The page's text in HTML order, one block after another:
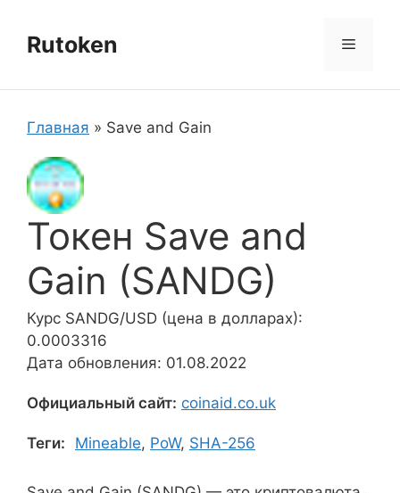
содержимому
Rutoken Меню
Главная » Save and Gain
Токен Save and
Gain (SANDG)
Курс SANDG/USD (цена в долларах):
0.0003316
Дата обновления: 01.08.2022
Официальный сайт: coinaid.co.uk
Теги: Mineable, PoW, SHA-256